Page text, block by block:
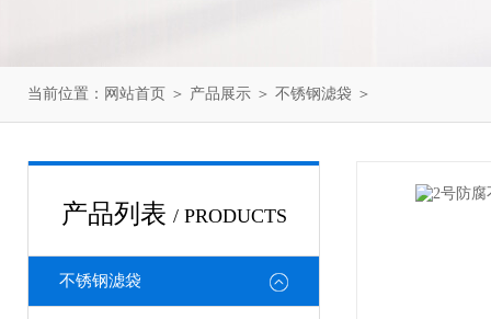
当前位置： 网站首页 ＞ 产品展示 ＞ 不锈钢滤袋 ＞
产品列表 / PRODUCTS
不锈钢滤袋